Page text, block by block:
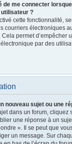
de me connecter
utilisateur ?
cette fonctionnalité,
courriers électroniques
permet d’empêcher
par des
nouveau sujet ou une
dans un forum, cliquez
une réponse à un
». Il se peut que
un message. Sur